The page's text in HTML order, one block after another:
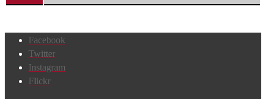
Facebook
Twitter
Instagram
Flickr